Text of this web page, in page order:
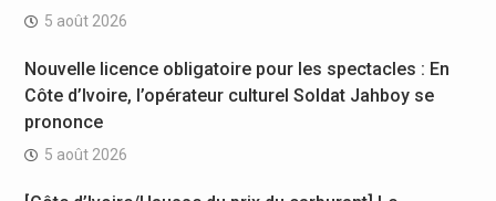
5 août 2026
Nouvelle licence obligatoire pour les spectacles : En
Côte d’Ivoire, l’opérateur culturel Soldat Jahboy se
prononce
5 août 2026